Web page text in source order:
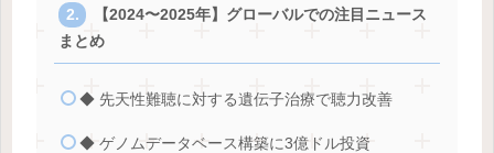
【2024〜2025年】グローバルでの注目ニュース
まとめ
◆ 先天性難聴に対する遺伝子治療で聴力改善
◆ ゲノムデータベース構築に3億ドル投資